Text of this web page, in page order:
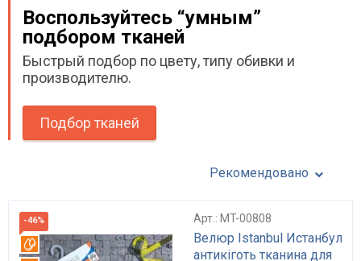
Воспользуйтесь “умным”
подбором тканей
Быстрый подбор по цвету, типу обивки и
производителю.
Подбор тканей
Рекомендовано
-46% Арт.: MT-00808
Велюр Istanbul Истанбул
антикіготь тканина для
Вотерпруф